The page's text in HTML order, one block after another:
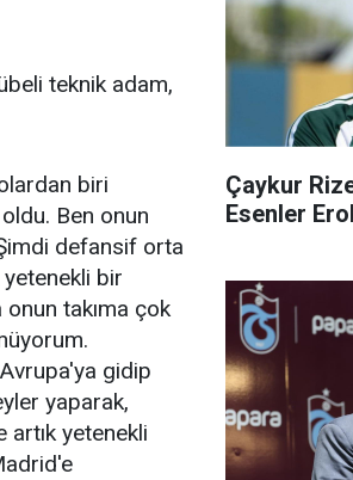
teknik adam,
biri
Ben onun
defansif orta
bir
onun takıma çok
gidip
yaparak,
artık yetenekli
Çaykur
Esenler